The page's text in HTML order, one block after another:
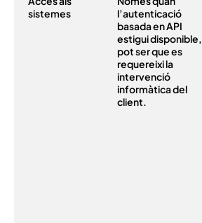
sistemes
l’autenticació
basada en API
estigui disponible,
pot ser que es
requereixi la
intervenció
informàtica del
client.